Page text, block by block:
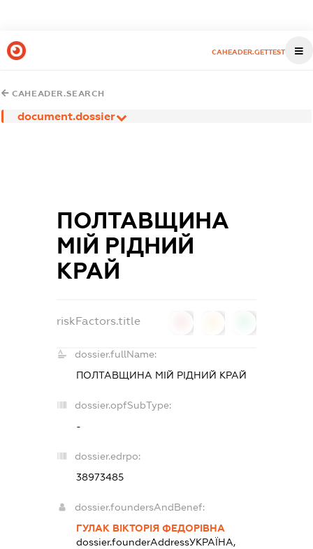
CAHEADER.GETTEST
CAHEADER.SEARCH
document.dossier
ПОЛТАВЩИНА
МІЙ РІДНИЙ
КРАЙ
riskFactors.title
dossier.fullName:
ПОЛТАВЩИНА МІЙ РІДНИЙ КРАЙ
dossier.opfSubType:
-
dossier.edrpo:
38973485
dossier.foundersAndBenef:
ГУЛАК ВІКТОРІЯ ФЕДОРІВНА
dossier.founderAddressУКРАЇНА,